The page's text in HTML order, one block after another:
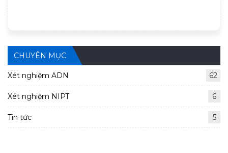
CHUYÊN MỤC
Xét nghiệm ADN 62
Xét nghiệm NIPT 6
Tin tức 5